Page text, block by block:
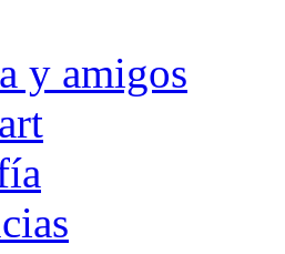
y amigos